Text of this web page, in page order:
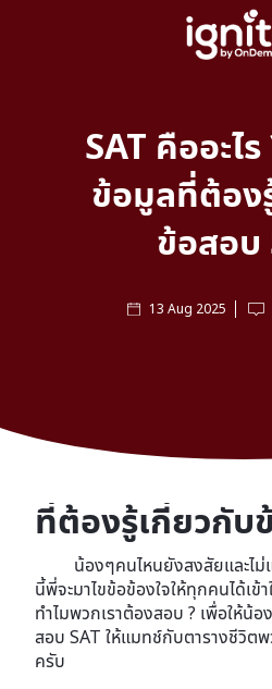
SAT คืออะไ
ข้อมูลที่ต้อง
ข้อสอบ
13 Aug 2025
SAT คืออะไร ?
ที่ต้องรู้เกี่ยวกับ
น้องๆคนไหนยังสงสัยและไม่แ
นี้พี่จะมาไขข้อข้องใจให้ทุกคนได้เข้
ทำไมพวกเราต้องสอบ ? เพื่อให้น้
สอบ SAT ให้แมทช์กับตารางชีวิต
ครับ